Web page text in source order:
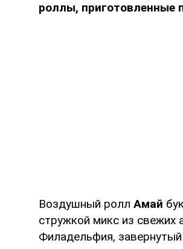
роллы, приготовленные
Воздушный ролл Амай
стружкой микс из свежих
Филадельфия,